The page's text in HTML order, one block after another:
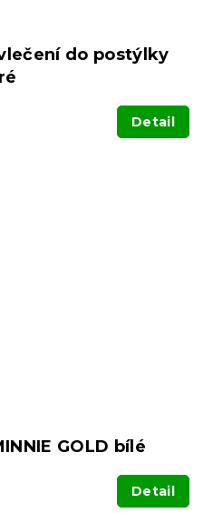
do postýlky
Detail
GOLD bílé
Detail